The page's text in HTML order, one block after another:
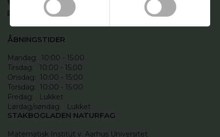
97 21 66 12
stakbogladen_birk@stakbogladen.com
ÅBNINGSTIDER
Mandag:  10:00 - 15:00
Tirsdag:   10:00 - 15:00
Onsdag:  10:00 - 15:00
Torsdag:  10:00 - 15:00
Fredag:   Lukket
Lørdag/søndag:   Lukket
STAKBOGLADEN NATURFAG
Matematisk Institut v. Aarhus Universitet